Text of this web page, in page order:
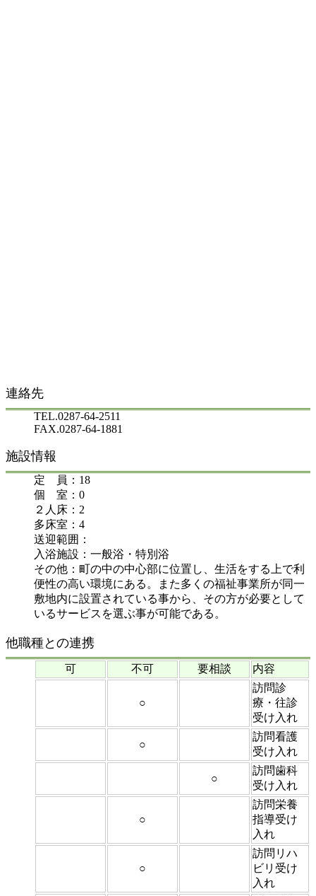
連絡先
TEL.0287-64-2511
FAX.0287-64-1881
施設情報
定 員：18
個 室：0
２人床：2
多床室：4
送迎範囲：
入浴施設：一般浴・特別浴
その他：町の中の中心部に位置し、生活をする上で利
便性の高い環境にある。また多くの福祉事業所が同一
敷地内に設置されている事から、その方が必要として
いるサービスを選ぶ事が可能である。
他職種との連携
可 不可 要相談 内容
○
訪問診
療・往診
受け入れ
○
訪問看護
受け入れ
○
訪問歯科
受け入れ
○
訪問栄養
指導受け
入れ
○
訪問リハ
ビリ受け
入れ